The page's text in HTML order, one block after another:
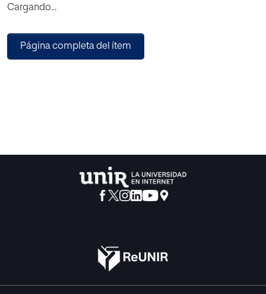
postre influyen en la formación de un nuevo modelo de
Cargando...
Página completa del ítem